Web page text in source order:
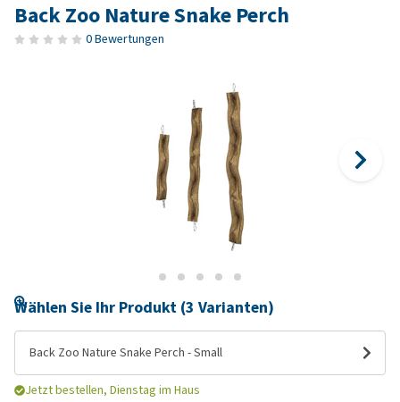
Back Zoo Nature Snake Perch
0 Bewertungen
Wählen Sie Ihr Produkt (3 Varianten)
Back Zoo Nature Snake Perch - Small
Jetzt bestellen, Dienstag im Haus